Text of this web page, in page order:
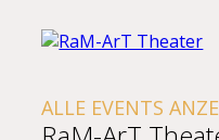
ALLE EVENTS